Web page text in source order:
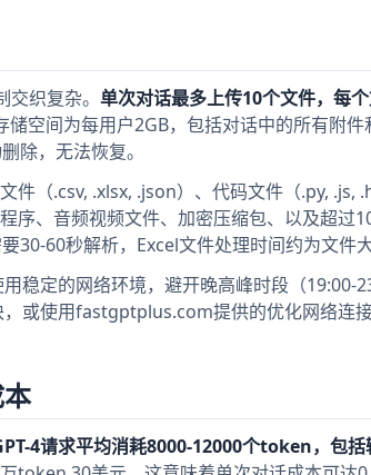
织复杂。 单次对话最多上传10个文件，每
空间为每用户2GB，包括对话中的所有附件
除，无法恢复。
（.csv, .xlsx, .json）、代码文件（.py, .js,
序、音频视频文件、加密压缩包、以及超过
30-60秒解析，Excel文件处理时间约为文件大
稳定的网络环境，避开晚高峰时段（19:00-
或使用fastgptplus.com提供的优化网络连
4请求平均消耗8000-12000个token，包括